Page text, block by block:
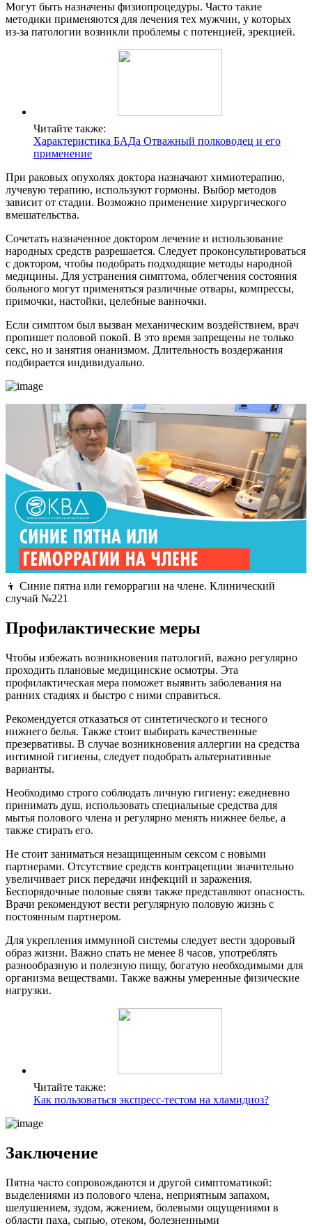
Могут быть назначены физиопроцедуры. Часто такие
методики применяются для лечения тех мужчин, у которых
из-за патологии возникли проблемы с потенцией, эрекцией.
Читайте также:
Характеристика БАДа Отважный полководец и его
применение
При раковых опухолях доктора назначают химиотерапию,
лучевую терапию, используют гормоны. Выбор методов
зависит от стадии. Возможно применение хирургического
вмешательства.
Сочетать назначенное доктором лечение и использование
народных средств разрешается. Следует проконсультироваться
с доктором, чтобы подобрать подходящие методы народной
медицины. Для устранения симптома, облегчения состояния
больного могут применяться различные отвары, компрессы,
примочки, настойки, целебные ванночки.
Если симптом был вызван механическим воздействием, врач
пропишет половой покой. В это время запрещены не только
секс, но и занятия онанизмом. Длительность воздержания
подбирается индивидуально.
👦 Синие пятна или геморрагии на члене. Клинический
случай №221
Профилактические меры
Чтобы избежать возникновения патологий, важно регулярно
проходить плановые медицинские осмотры. Эта
профилактическая мера поможет выявить заболевания на
ранних стадиях и быстро с ними справиться.
Рекомендуется отказаться от синтетического и тесного
нижнего белья. Также стоит выбирать качественные
презервативы. В случае возникновения аллергии на средства
интимной гигиены, следует подобрать альтернативные
варианты.
Необходимо строго соблюдать личную гигиену: ежедневно
принимать душ, использовать специальные средства для
мытья полового члена и регулярно менять нижнее белье, а
также стирать его.
Не стоит заниматься незащищенным сексом с новыми
партнерами. Отсутствие средств контрацепции значительно
увеличивает риск передачи инфекций и заражения.
Беспорядочные половые связи также представляют опасность.
Врачи рекомендуют вести регулярную половую жизнь с
постоянным партнером.
Для укрепления иммунной системы следует вести здоровый
образ жизни. Важно спать не менее 8 часов, употреблять
разнообразную и полезную пищу, богатую необходимыми для
организма веществами. Также важны умеренные физические
нагрузки.
Читайте также:
Как пользоваться экспресс-тестом на хламидиоз?
Заключение
Пятна часто сопровождаются и другой симптоматикой:
выделениями из полового члена, неприятным запахом,
шелушением, зудом, жжением, болевыми ощущениями в
области паха, сыпью, отеком, болезненными